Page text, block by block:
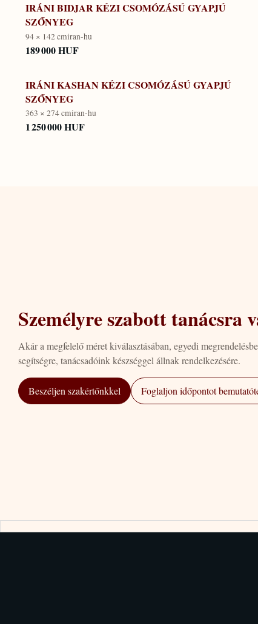
IRÁNI BIDJAR KÉZI CSOMÓZÁSÚ GYAPJÚ
SZŐNYEG
94 × 142 cmiran-hu
189 000 HUF
IRÁNI KASHAN KÉZI CSOMÓZÁSÚ GYAPJÚ
SZŐNYEG
363 × 274 cmiran-hu
1 250 000 HUF
Személyre szabott tanácsra
Akár a megfelelő méret kiválasztásában, egyedi
segítségre, tanácsadóink készséggel állnak rendelkezésére.
Beszéljen szakértőnkkel Foglaljon időpontot